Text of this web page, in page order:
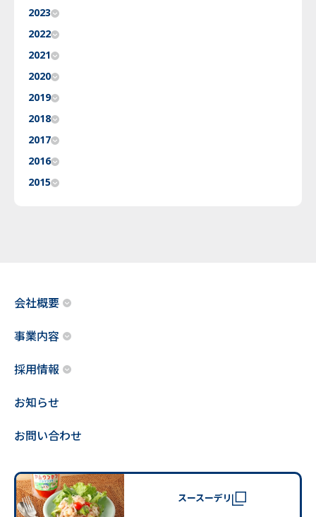
2023
2022
2021
2020
2019
2018
2017
2016
2015
会社概要
事業内容
採用情報
お知らせ
お問い合わせ
スースーデリ